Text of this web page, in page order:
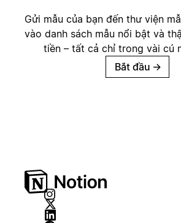
Gửi mẫu của bạn đến thư viện
vào danh sách mẫu nổi bật và
tiền – tất cả chỉ trong vài cú
Bắt đầu →